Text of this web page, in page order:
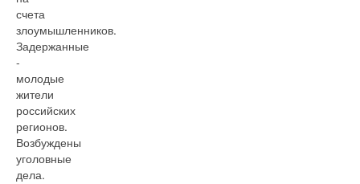
счета
злоумышленников.
Задержанные
-
молодые
жители
российских
регионов.
Возбуждены
уголовные
дела.